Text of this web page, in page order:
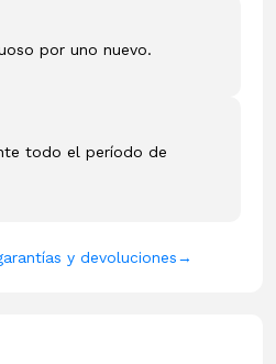
por uno nuevo.
todo el período de
y devoluciones→